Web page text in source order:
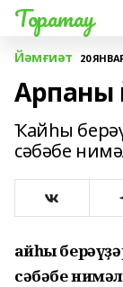
Торатау
Йәмғиәт 20
Арпаны
Ҡайһы
сәбәбе
Ҡайһы
сәбәбе